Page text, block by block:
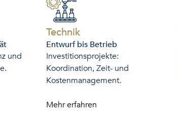
und
Technik-
Entwurf bis Betrieb
Investitionsprojekte:
Koordination, Zeit- und
Kostenmanagement.
Mehr erfahren